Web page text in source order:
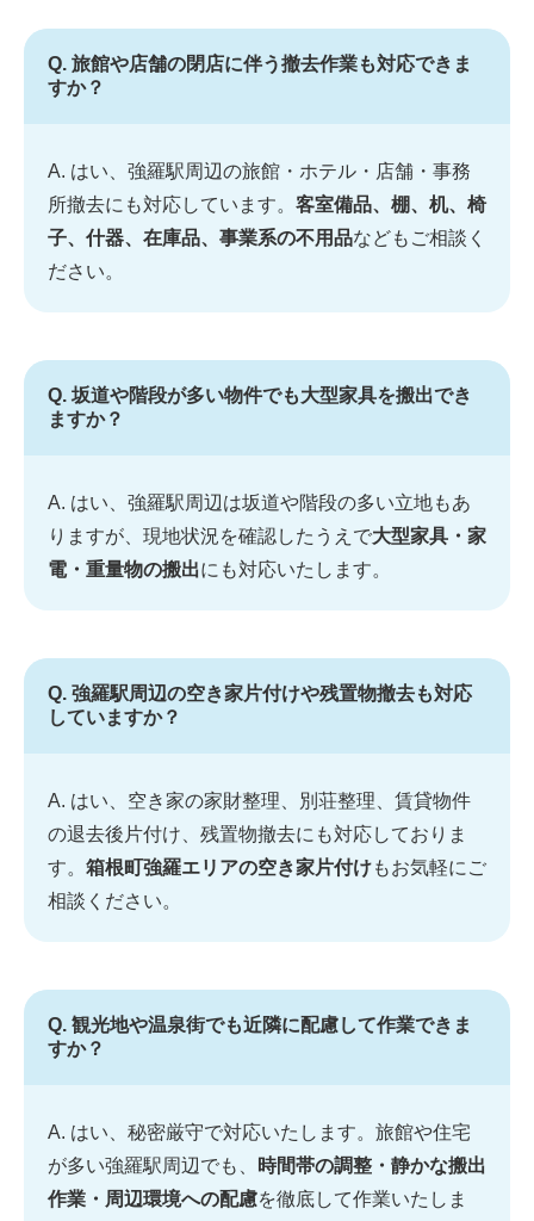
Q. 旅館や店舗の閉店に伴う撤去作業も対応できま
すか？
A. はい、強羅駅周辺の旅館・ホテル・店舗・事務
所撤去にも対応しています。 客室備品、棚、机、椅
子、什器、在庫品、事業系の不用品などもご相談く
ださい。
Q. 坂道や階段が多い物件でも大型家具を搬出でき
ますか？
A. はい、強羅駅周辺は坂道や階段の多い立地もあ
りますが、現地状況を確認したうえで大型家具・家
電・重量物の搬出にも対応いたします。
Q. 強羅駅周辺の空き家片付けや残置物撤去も対応
していますか？
A. はい、空き家の家財整理、別荘整理、賃貸物件
の退去後片付け、残置物撤去にも対応しておりま
す。 箱根町強羅エリアの空き家片付けもお気軽にご
相談ください。
Q. 観光地や温泉街でも近隣に配慮して作業できま
すか？
A. はい、秘密厳守で対応いたします。旅館や住宅
が多い強羅駅周辺でも、
時間帯の調整・静かな搬出
作業・周辺環境への配慮を徹底して作業いたしま